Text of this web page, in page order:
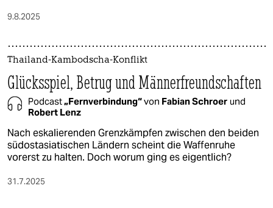
9.8.2025
Thailand-Kambodscha-Konflikt
Glücksspiel, Betrug und Männerfreundschaften
Podcast„Fernverbindung“von Fabian Schroer und
Robert Lenz
Nach eskalierenden Grenzkämpfen zwischen den beiden
südostasiatischen Ländern scheint die Waffenruhe
vorerst zu halten. Doch worum ging es eigentlich?
31.7.2025